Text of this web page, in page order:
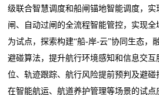
级联合智慧调度和船闸锚地智能调度，
闸、自动过闸的全流程智能管控，实现
为试点，探索构建“船-岸-云”协同生态，
避碰算法，提升航行环境感知和信息交
位、轨迹跟踪、航行风险提前预判及避
在智能航运、航道养护管理等场景的试